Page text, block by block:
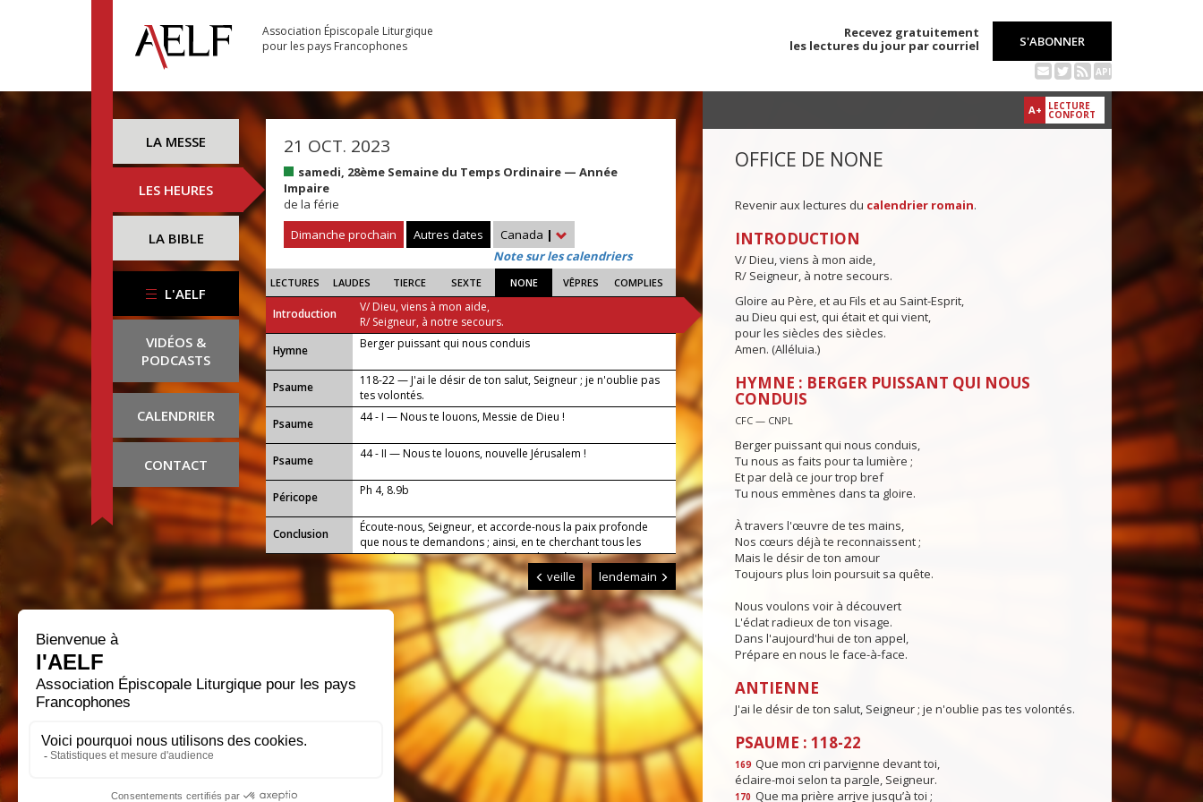
Association Épiscopale Liturgique
pour les pays Francophones
Recevez gratuitement
les lectures du jour par courriel
S'ABONNER
API
LA MESSE
LES HEURES
LA BIBLE
L'AELF
VIDÉOS &
PODCASTS
CALENDRIER
CONTACT
21 OCT. 2023
samedi, 28ème Semaine du Temps Ordinaire — Année
Impaire
de la férie
Dimanche prochain
Autres dates Canada |
Note sur les calendriers
LECTURES LAUDES TIERCE SEXTE NONE VÊPRES COMPLIES
Introduction
V/ Dieu, viens à mon aide,
R/ Seigneur, à notre secours.
...
Hymne Berger puissant qui nous conduis
Psaume
118-22 — J'ai le désir de ton salut, Seigneur ; je n'oublie pas
tes volontés.
Psaume
44 - I — Nous te louons, Messie de Dieu !
Psaume 44 - II — Nous te louons, nouvelle Jérusalem !
Péricope Ph 4, 8.9b
Conclusion
Écoute-nous, Seigneur, et accorde-nous la paix profonde
que nous te demandons ; ainsi, en te cherchant tous les
jours de notre vie, et soutenus par la prière de la Vierge
Marie, nous parviendrons sans encombre jusqu'à toi.
veille lendemain
A+ LECTURE
CONFORT
OFFICE DE NONE
Revenir aux lectures du calendrier romain.
INTRODUCTION
V/ Dieu, viens à mon aide,
R/ Seigneur, à notre secours.
Gloire au Père, et au Fils et au Saint-Esprit,
au Dieu qui est, qui était et qui vient,
pour les siècles des siècles.
Amen. (Alléluia.)
HYMNE : BERGER PUISSANT QUI NOUS
CONDUIS
CFC — CNPL
Berger puissant qui nous conduis,
Tu nous as faits pour ta lumière ;
Et par delà ce jour trop bref
Tu nous emmènes dans ta gloire.
À travers l'œuvre de tes mains,
Nos cœurs déjà te reconnaissent ;
Mais le désir de ton amour
Toujours plus loin poursuit sa quête.
Nous voulons voir à découvert
L'éclat radieux de ton visage.
Dans l'aujourd'hui de ton appel,
Prépare en nous le face-à-face.
ANTIENNE
J'ai le désir de ton salut, Seigneur ; je n'oublie pas tes volontés.
PSAUME : 118-22
169 Que mon cri parvienne devant toi,
éclaire-moi selon ta parole, Seigneur.
170 Que ma prière arrive jusqu’à toi ;